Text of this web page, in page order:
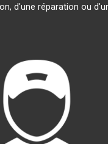
d'une réparation ou